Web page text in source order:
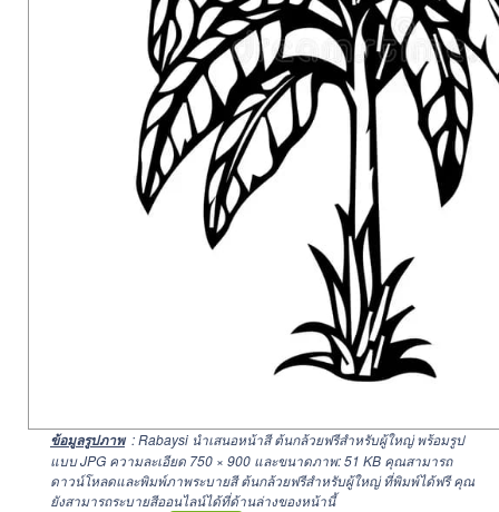
ข้อมูลรูปภาพ : Rabaysi นำเสนอหน้าสี ต้นกล้วยฟรีสำหรับผู้ใหญ่ พร้อมรูป
แบบ JPG ความละเอียด 750 × 900 และขนาดภาพ: 51 KB คุณสามารถ
ดาวน์โหลดและพิมพ์ภาพระบายสี ต้นกล้วยฟรีสำหรับผู้ใหญ่ ที่พิมพ์ได้ฟรี คุณ
ยังสามารถระบายสีออนไลน์ได้ที่ด้านล่างของหน้านี้